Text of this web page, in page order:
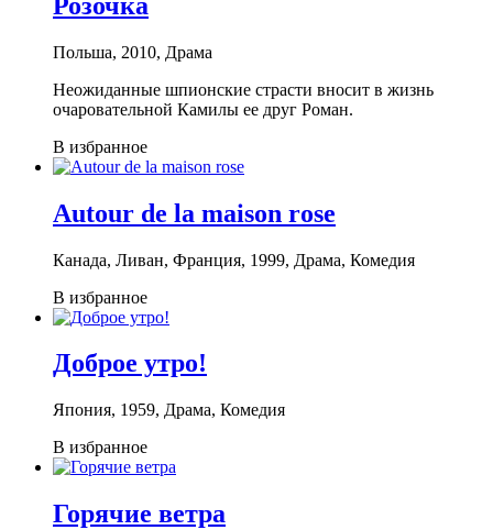
Польша, 2010, Драма
Неожиданные шпионские страсти вносит в жизнь
очаровательной Камилы ее друг Роман.
В избранное
Autour de la maison rose
Канада, Ливан, Франция, 1999, Драма, Комедия
В избранное
Доброе утро!
Япония, 1959, Драма, Комедия
В избранное
Горячие ветра